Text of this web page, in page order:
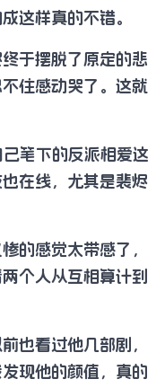
这样真的不错。
于摆脱了原定的悲
住感动哭了。这就
笔下的反派相爱这
在线，尤其是裴烬
的感觉太带感了，
个人从互相算计到
也看过他几部剧，
现他的颜值，真的